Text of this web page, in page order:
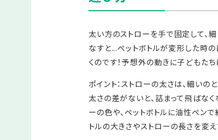
太い方のストローを手で固定して、
なすと...ペットボトルが変形した時
くのです！予想外の動きに子どもたち
ポイント：ストローの太さは、細いの
太さの差がないと、詰まって飛ばなく
ーの色や、ペットボトルに油性ペン
トルの大きさやストローの長さを変